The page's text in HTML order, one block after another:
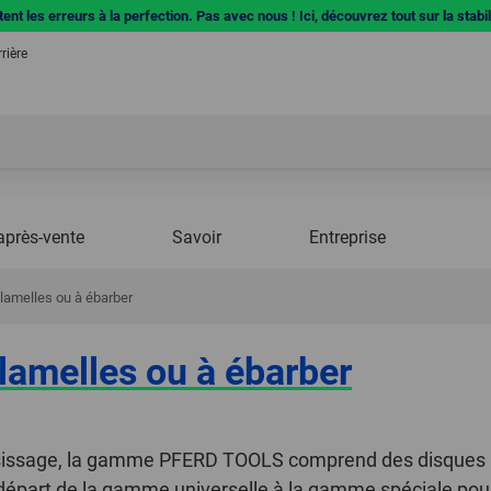
les erreurs à la perfection. Pas avec nous ! Ici, découvrez tout sur la
vente Savoir Entreprise
ou à ébarber
ou à ébarber
la gamme PFERD TOOLS comprend des